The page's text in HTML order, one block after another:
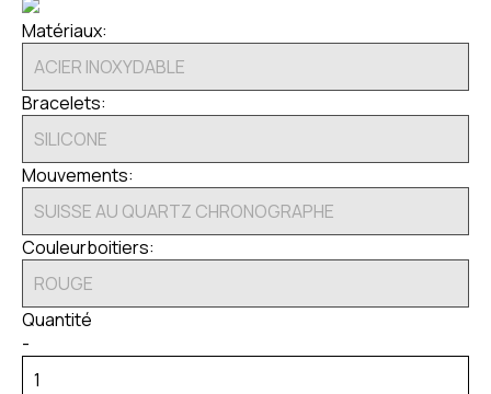
Matériaux:
Bracelets:
Mouvements:
Couleurboitiers:
Quantité
-